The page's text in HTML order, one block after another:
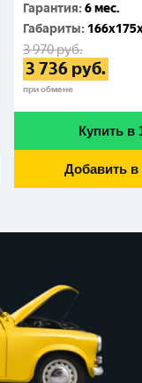
Гарантия:6 мес.
Габариты:
3 970руб.
3 736 руб.
при обмене
Купить в
Добавить в